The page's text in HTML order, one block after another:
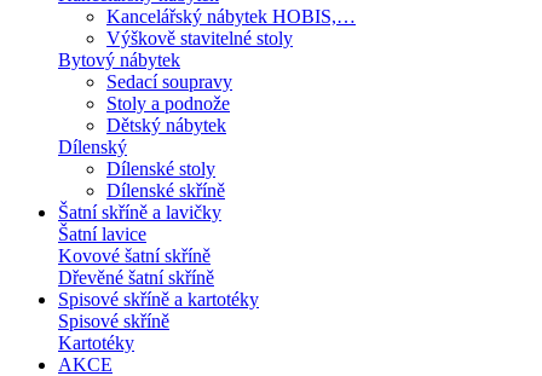
Kancelářský nábytek HOBIS,…
Výškově stavitelné stoly
Bytový nábytek
Sedací soupravy
Stoly a podnože
Dětský nábytek
Dílenský
Dílenské stoly
Dílenské skříně
Šatní skříně a lavičky
Šatní lavice
Kovové šatní skříně
Dřevěné šatní skříně
Spisové skříně a kartotéky
Spisové skříně
Kartotéky
AKCE